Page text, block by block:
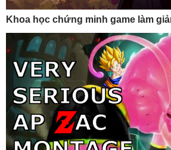
Khoa học chứng minh game làm